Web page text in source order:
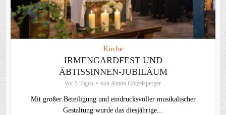
Kirche
IRMENGARDFEST UND
ÄBTISSINNEN-JUBILÄUM
vor 5 Tagen von Anton Hötzelsperger
Mit großer Beteiligung und eindrucksvoller musikalischer
Gestaltung wurde das diesjährige...